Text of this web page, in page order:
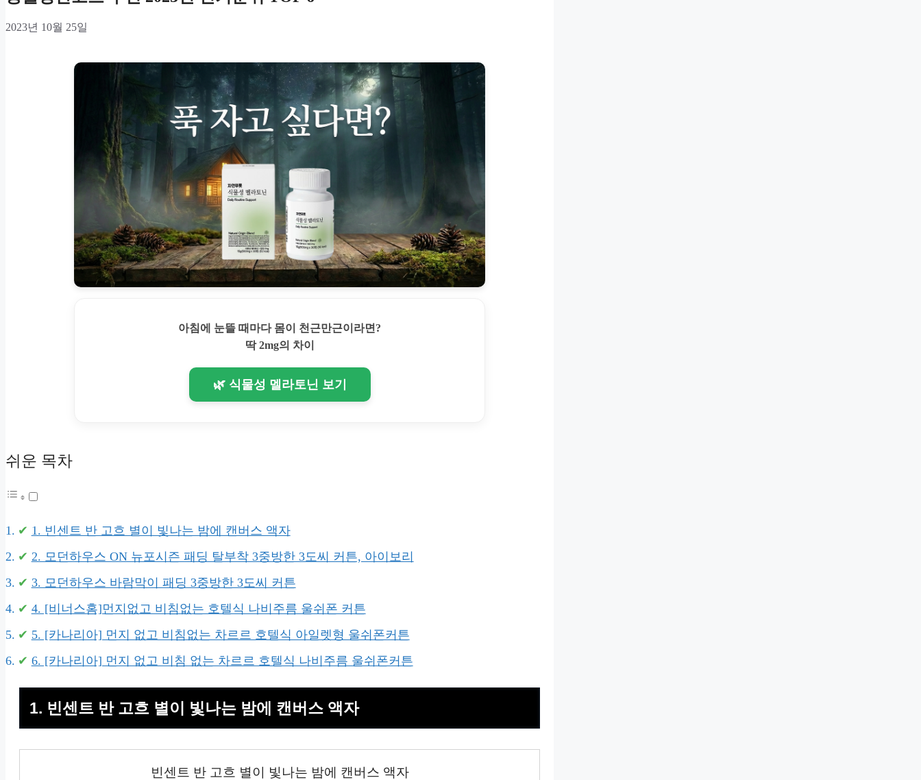
2023년 10월 25일
아침에 눈뜰 때마다 몸이 천근만근이라면?
딱 2mg의 차이
🌿 식물성 멜라토닌 보기
쉬운 목차
1. 빈센트 반 고흐 별이 빛나는 밤에 캔버스 액자
2. 모던하우스 ON 뉴포시즌 패딩 탈부착 3중방한 3도씨 커튼, 아이보리
3. 모던하우스 바람막이 패딩 3중방한 3도씨 커튼
4. [비너스홈]먼지없고 비침없는 호텔식 나비주름 울쉬폰 커튼
5. [카나리아] 먼지 없고 비침없는 차르르 호텔식 아일렛형 울쉬폰커튼
6. [카나리아] 먼지 없고 비침 없는 차르르 호텔식 나비주름 울쉬폰커튼
1. 빈센트 반 고흐 별이 빛나는 밤에 캔버스 액자
빈센트 반 고흐 별이 빛나는 밤에 캔버스 액자